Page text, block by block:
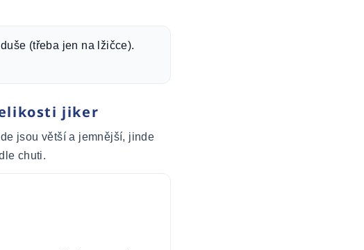
(třeba jen na lžičce).
jiker
jsou větší a jemnější, jinde
chuti.